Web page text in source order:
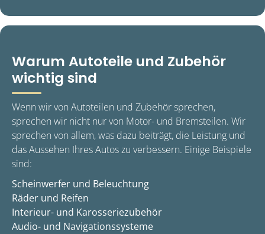
Warum Autoteile und Zubehör
wichtig sind
Wenn wir von Autoteilen und Zubehör sprechen,
sprechen wir nicht nur von Motor- und Bremsteilen. Wir
sprechen von allem, was dazu beiträgt, die Leistung und
das Aussehen Ihres Autos zu verbessern. Einige Beispiele
sind:
Scheinwerfer und Beleuchtung
Räder und Reifen
Interieur- und Karosseriezubehör
Audio- und Navigationssysteme